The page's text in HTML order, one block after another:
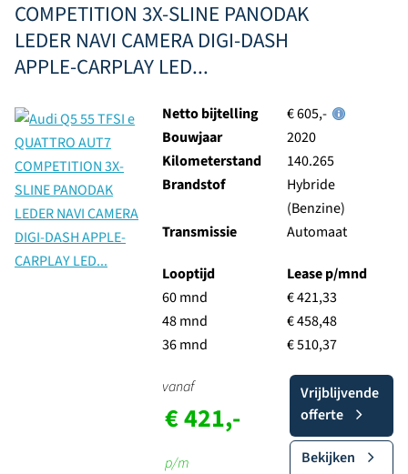
COMPETITION 3X-SLINE PANODAK
LEDER NAVI CAMERA DIGI-DASH
APPLE-CARPLAY LED...
Netto bijtelling
€ 605,-
Bouwjaar
2020
Kilometerstand
140.265
Brandstof
Hybride
(Benzine)
Transmissie
Automaat
Looptijd
60 mnd
48 mnd
36 mnd
Lease p/mnd
€ 421,33
€ 458,48
€ 510,37
vanaf
€ 421,-
p/m
Vrijblijvende
offerte
Bekijken